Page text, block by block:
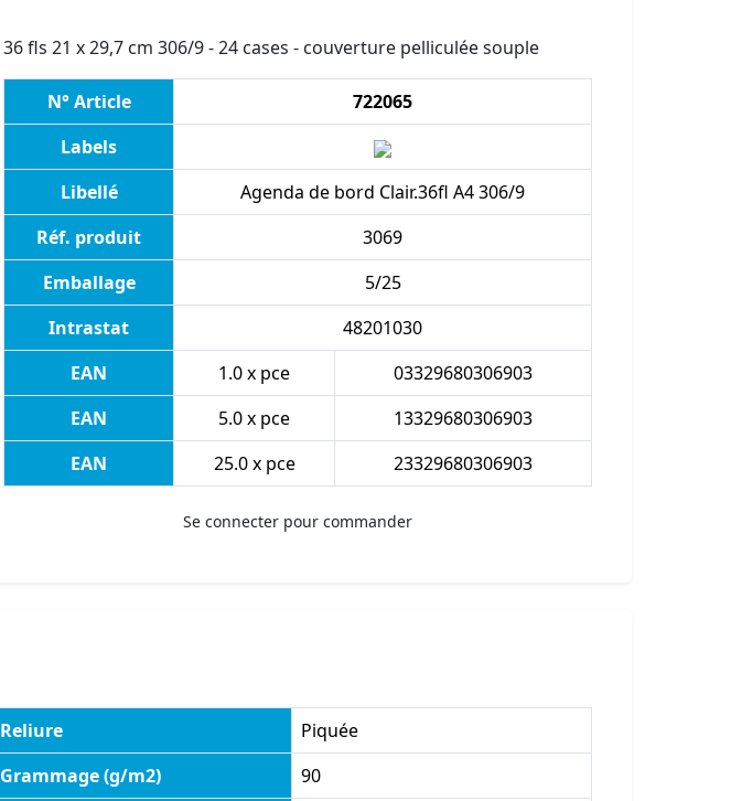
36 fls 21 x 29,7 cm 306/9 - 24 cases - couverture pelliculée souple
N° Article
722065
Labels
Libellé
Agenda de bord Clair.36fl A4 306/9
Réf. produit
3069
Emballage
5/25
Intrastat
48201030
EAN
1.0 x pce
03329680306903
EAN
5.0 x pce
13329680306903
EAN
25.0 x pce 23329680306903
Se connecter pour commander
Reliure
Piquée
Grammage (g/m2)
90